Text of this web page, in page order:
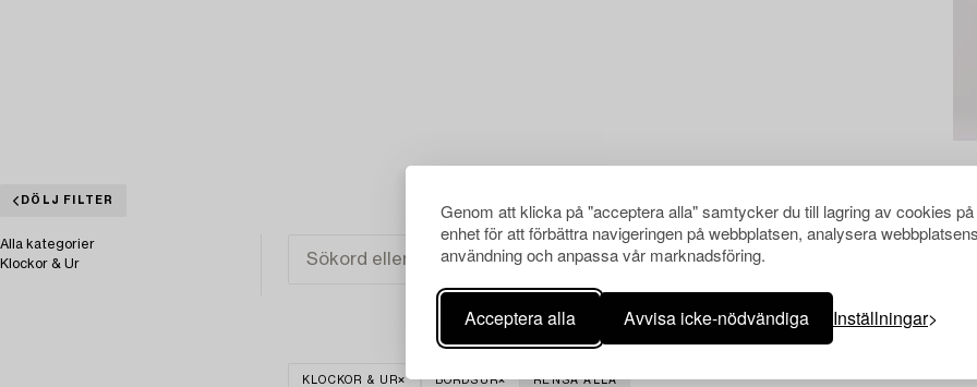
Genom att klicka på "acceptera alla" samtycker du till lagring av cookies
enhet för att förbättra navigeringen på webbplatsen, analysera
användning och anpassa vår marknadsföring.
Acceptera alla Avvisa icke-nödvändiga Inställningar
DÖLJ FILTER
Alla kategorier
Klockor & Ur
KLOCKOR & UR BORDSUR RENSA ALLA